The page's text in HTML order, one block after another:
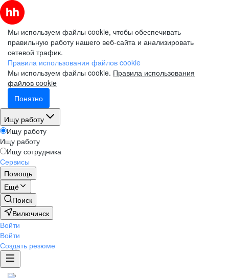
Мы используем файлы cookie, чтобы обеспечивать
правильную работу нашего веб-сайта и анализировать
сетевой трафик.
Правила использования файлов cookie
Мы используем файлы cookie. Правила использования
файлов cookie
Понятно
Ищу работу
Ищу работу
Ищу работу
Ищу сотрудника
Сервисы
Помощь
Ещё
Поиск
Вилючинск
Войти
Войти
Создать резюме